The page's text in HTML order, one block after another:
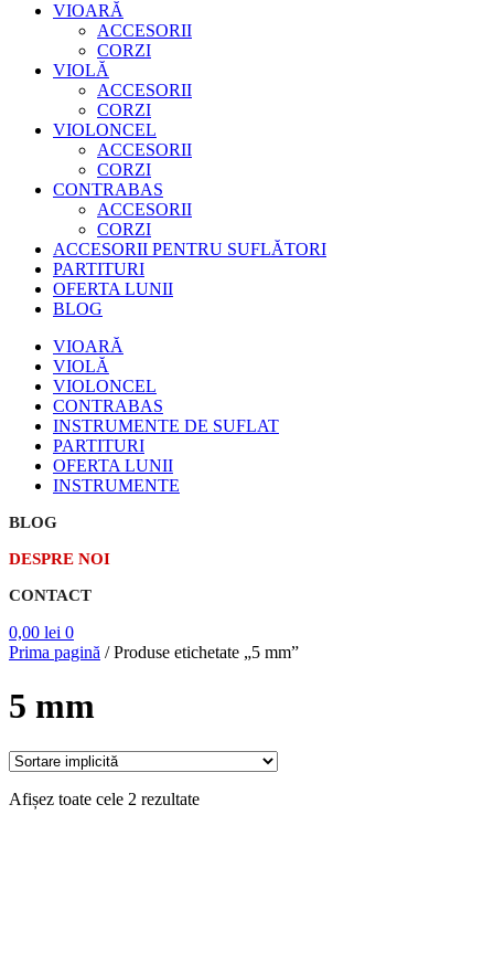
VIOARĂ
ACCESORII
CORZI
VIOLĂ
ACCESORII
CORZI
VIOLONCEL
ACCESORII
CORZI
CONTRABAS
ACCESORII
CORZI
ACCESORII PENTRU SUFLĂTORI
PARTITURI
OFERTA LUNII
BLOG
VIOARĂ
VIOLĂ
VIOLONCEL
CONTRABAS
INSTRUMENTE DE SUFLAT
PARTITURI
OFERTA LUNII
INSTRUMENTE
BLOG
DESPRE NOI
CONTACT
0,00 lei 0
Prima pagină /Produse etichetate „5 mm”
5 mm
Afișez toate cele 2 rezultate